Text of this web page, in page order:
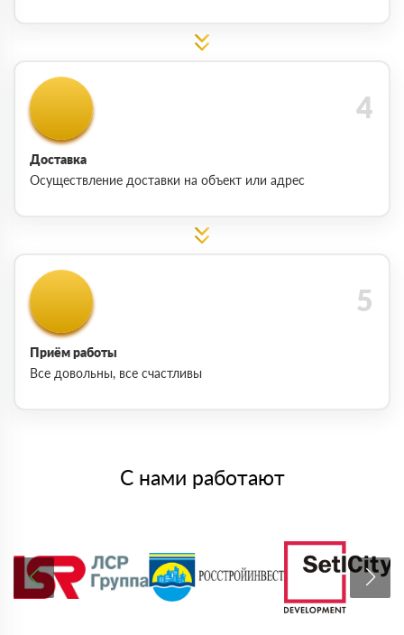
Доставка
Осуществление доставки на объект или адрес
Приём работы
Все довольны, все счастливы
С нами работают